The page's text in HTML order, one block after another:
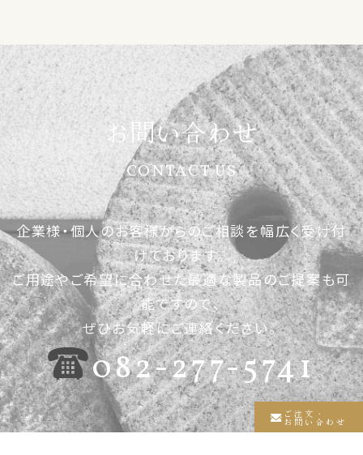
お問い合わせ
CONTACT US
企業様・個人のお客様からのご相談を幅広く受け付
けております。
ご用途やご希望に合わせた最適な製品のご提案も可
能ですので、
ぜひお気軽にご連絡ください。
082-277-5741
ご注文・
お問い合わせ